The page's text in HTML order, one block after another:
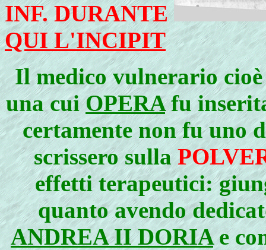
INF. DURANTE
QUI L'INCIPIT
Il medico vulnerario
una cuiOPERAfu
certamente non fu uno
scrissero sulla
effetti terapeutici:
quanto avendo
ANDREA II DORIAe